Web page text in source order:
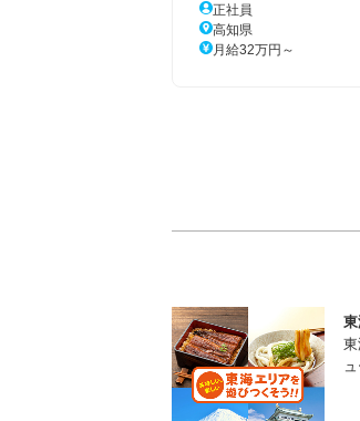
正社員
高知県
月給32万円～